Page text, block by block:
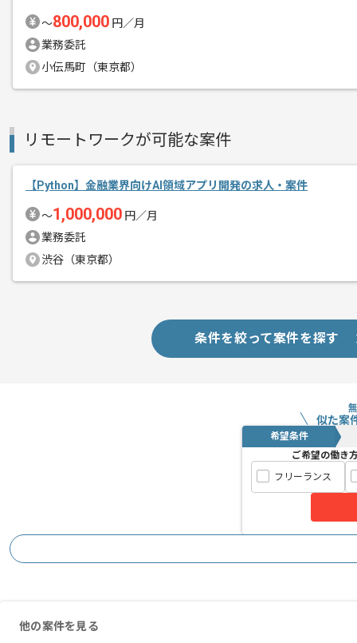
その他募集要項
よりユーザーにとって価値のあるサー
デザインにおける画力、構成力等の向
〜800,000 円／月
業務委託
小伝馬町（東京都）
リモートワークが可能な案件
【Python】金融業界向けAI領域アプリ開発の求人・案件
〜1,000,000 円／月
業務委託
渋谷（東京都）
条件を絞って案件を探す
似た案
希望条件
ご希望の働き
フリーランス
他の案件を見る